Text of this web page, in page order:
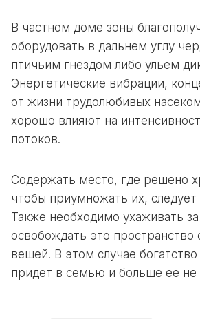
В частном доме зоны
оборудовать в дальнем углу
птичьим гнездом либо ульем
Энергетические вибрации,
от жизни трудолюбивых
хорошо влияют на
потоков.
Содержать место, где решено
чтобы приумножать их, следует
Также необходимо ухаживать
освобождать это пространство
вещей. В этом случае
придет в семью и больше ее не